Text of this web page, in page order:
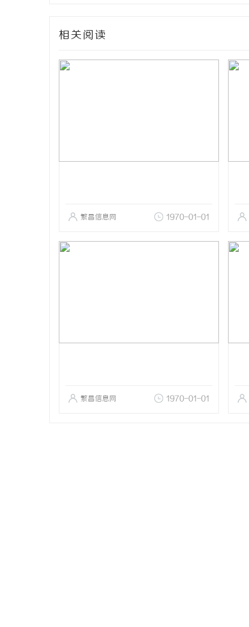
相关阅读
繁昌信息网 1970-01-01
繁昌信息网 1970-01-01